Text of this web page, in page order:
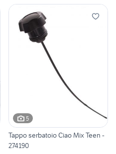
5
Tappo serbatoio Ciao Mix Teen -
274190